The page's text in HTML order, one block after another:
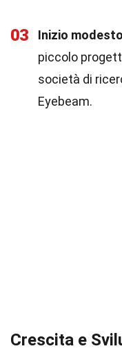
03 Inizio modesto
piccolo
società di
Eyebeam.
Crescita e